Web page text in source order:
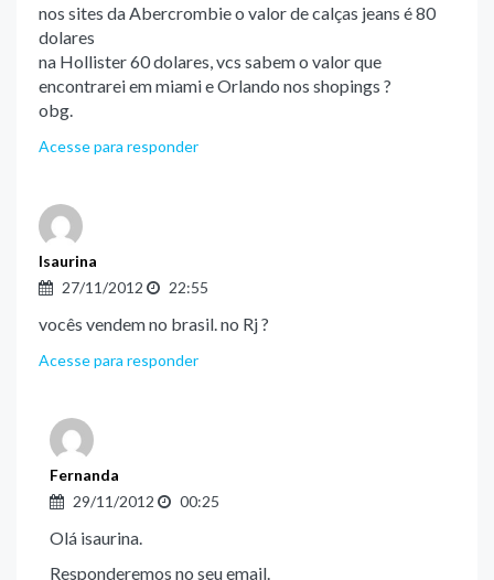
nos sites da Abercrombie o valor de calças jeans é 80
dolares
na Hollister 60 dolares, vcs sabem o valor que
encontrarei em miami e Orlando nos shopings ?
obg.
Acesse para responder
Isaurina
27/11/2012
22:55
vocês vendem no brasil. no Rj ?
Acesse para responder
Fernanda
29/11/2012
00:25
Olá isaurina.
Responderemos no seu email.